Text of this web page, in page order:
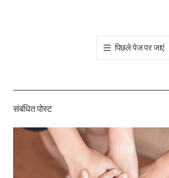
톡
공
기
पिछले पेज पर जाएं
संबंधित पोस्ट